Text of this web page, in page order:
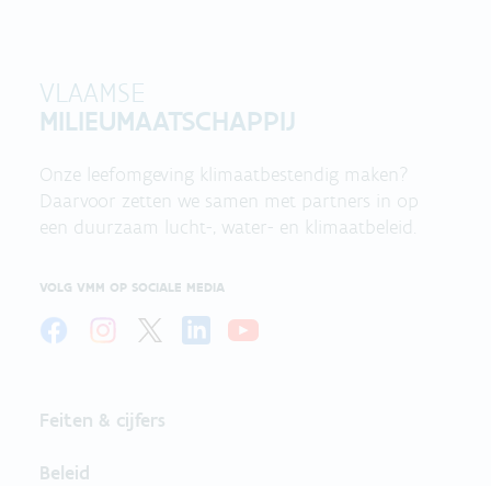
VLAAMSE
MILIEUMAATSCHAPPIJ
Onze leefomgeving klimaatbestendig maken?
Daarvoor zetten we samen met partners in op
een duurzaam lucht-, water- en klimaatbeleid.
VOLG VMM OP SOCIALE MEDIA
Feiten & cijfers
Beleid